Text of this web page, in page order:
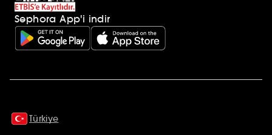
Sephora App'i indir
Türkiye